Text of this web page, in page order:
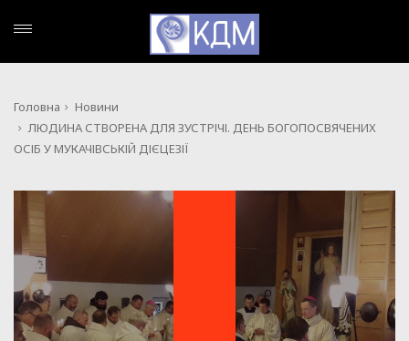
Головна
Новини
ЛЮДИНА СТВОРЕНА ДЛЯ ЗУСТРІЧІ. ДЕНЬ БОГОПОСВЯЧЕНИХ
ОСІБ У МУКАЧІВСЬКІЙ ДІЄЦЕЗІЇ